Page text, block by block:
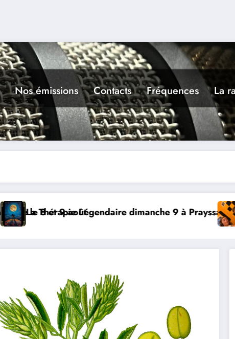
Nos émissions Contacts Fréquences La
Prayssac Expérience RADIO, Thibault et Lou-Anne